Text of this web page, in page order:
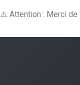
⚠️ Attention : Merci de